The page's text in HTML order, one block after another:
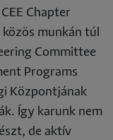
Chapter
munkán túl
Committee
Programs
Központjának
Így karunk nem
de aktív